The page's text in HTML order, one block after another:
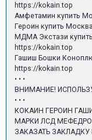
https://kokain.top
Амфетамин купить
Героин купить
МДМА Экстази
https://kokain.top
Гашиш Бошки
https://kokain.top
• • •
ВНИМАНИЕ!
• • •
КОКАИН ГЕРОИН
МАРКИ ЛСД
ЗАКАЗАТЬ